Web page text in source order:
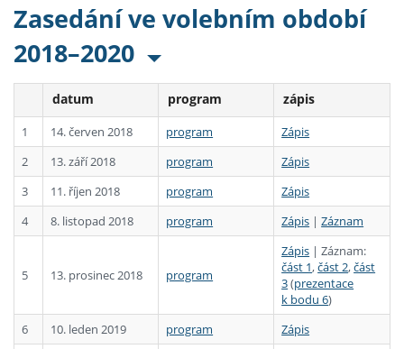
Zasedání ve volebním období
2018–2020
datum program zápis
1 14. červen 2018 program
Zápis
2
13. září 2018 program
Zápis
3
11. říjen 2018 program
Zápis
4
8. listopad 2018 program Zápis |Záznam
5 13. prosinec 2018 program
Zápis | Záznam:
část 1,část 2,část
3(prezentace
k bodu 6)
6
10. leden 2019 program Zápis